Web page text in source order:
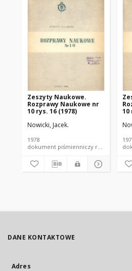
Zeszyty Naukowe.
Rozprawy Naukowe nr
10 rys. 16 (1978)
Nowicki, Jacek.
1978
dokument piśmienniczy
10
DANE KONTAKTOWE
Adres